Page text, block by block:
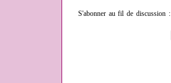
S'abonner au fil de discussion :